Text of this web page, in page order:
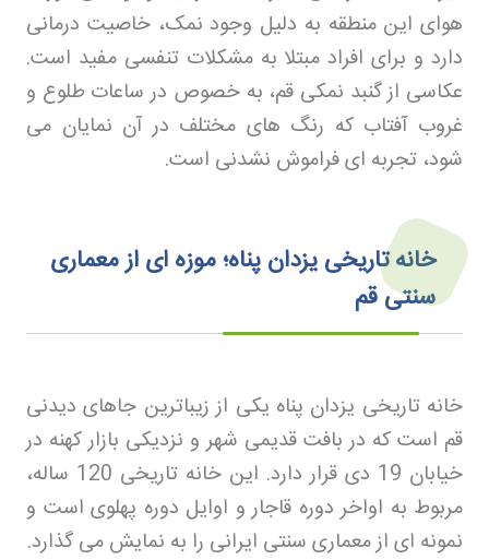
هوای این منطقه به دلیل وجود نمک، خاصیت درمانی
دارد و برای افراد مبتلا به مشکلات تنفسی مفید است.
عکاسی از گنبد نمکی قم، به خصوص در ساعات طلوع و
غروب آفتاب که رنگ های مختلف در آن نمایان می
شود، تجربه ای فراموش نشدنی است.
خانه تاریخی یزدان‌ پناه؛ موزه‌ ای از معماری
سنتی قم
خانه تاریخی یزدان پناه یکی از زیباترین جاهای دیدنی
قم است که در بافت قدیمی شهر و نزدیکی بازار کهنه در
خیابان 19 دی قرار دارد. این خانه تاریخی 120 ساله،
مربوط به اواخر دوره قاجار و اوایل دوره پهلوی است و
نمونه ای از معماری سنتی ایرانی را به نمایش می گذارد.